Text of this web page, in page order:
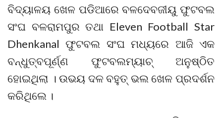
ବିଦ୍ୟାଳୟ ଖେଳ ପଡିଆରେ ବଳଦେବଜୀୟୁ ଫୁଟବଲ
ସଂଘ ବଳରାମପୁର ତଥା Eleven Football Star
Dhenkanal ଫୁଟବଲ ସଂଘ ମଧ୍ୟରେ ଆଜି ଏକ
ବନ୍ଧୁତ୍ବପୂର୍ଣ୍ଣ ଫୁଟବଲମ୍ୟାଚ୍ ଅନୁଷ୍ଠିତ
ହୋଇଥିଲା । ଉଭୟ ଦଳ ବହୁତ୍ ଭଲ ଖେଳ ପ୍ରଦର୍ଶନ
କରିଥିଲେ ।